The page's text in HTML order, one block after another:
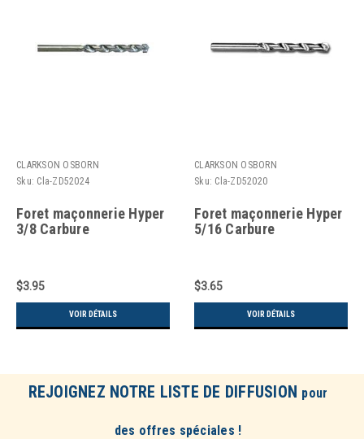
CLARKSON OSBORN
Sku: Cla-ZD52024
Foret maçonnerie Hyper
3/8 Carbure
$3.95
VOIR DÉTAILS
CLARKSON OSBORN
Sku: Cla-ZD52020
Foret maçonnerie Hyper
5/16 Carbure
$3.65
VOIR DÉTAILS
REJOIGNEZ NOTRE LISTE DE DIFFUSION pour
des offres spéciales !